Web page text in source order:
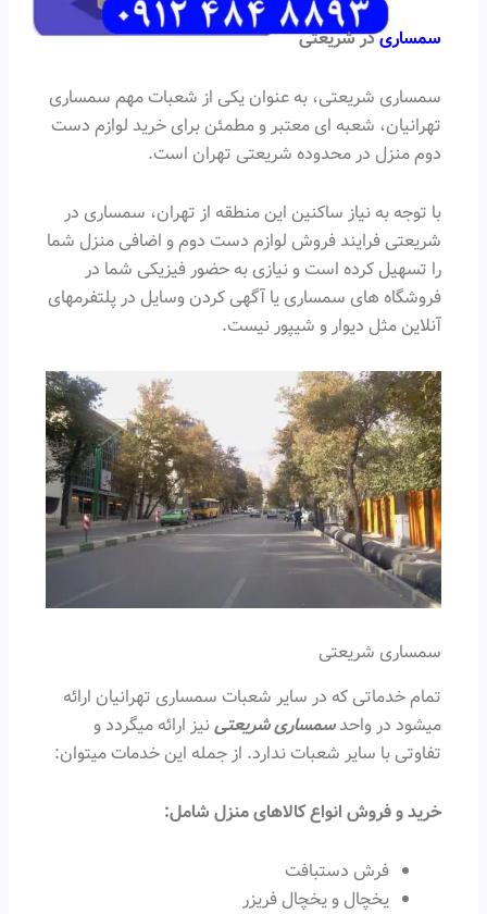
سمساریدر شریعتی
سمساری شریعتی، به عنوان یکی از شعبات مهم سمساری
تهرانیان، شعبه ای معتبر و مطمئن برای خرید لوازم دست
دوم منزل در محدوده شریعتی تهران است.
با توجه به نیاز ساکنین این منطقه از تهران، سمساری در
شریعتی فرایند فروش لوازم دست دوم و اضافی منزل شما
را تسهیل کرده است و نیازی به حضور فیزیکی شما در
فروشگاه های سمساری یا آگهی کردن وسایل در پلتفرمهای
آنلاین مثل دیوار و شیپور نیست.
سمساری شریعتی
تمام خدماتی که در سایر شعبات سمساری تهرانیان ارائه
میشود در واحدسمساری شریعتینیز ارائه میگردد و
تفاوتی با سایر شعبات ندارد. از جمله این خدمات میتوان:
خرید و فروش انواع کالاهای منزل شامل:
فرش دستبافت
یخچال و یخچال فریزر